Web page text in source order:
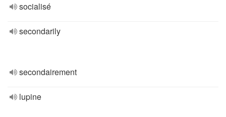
socialisé
secondarily
secondairement
lupine